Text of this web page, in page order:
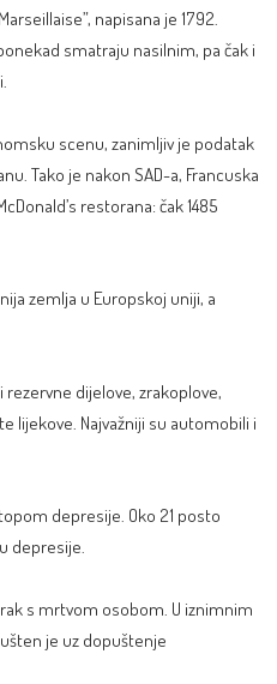
napisana je 1792.
smatraju nasilnim, pa čak i
scenu, zanimljiv je podatak
Tako je nakon SAD-a, Francuska
restorana: čak 1485
zemlja u Europskoj uniji, a
dijelove, zrakoplove,
lijekove. Najvažniji su automobili i
depresije. Oko 21 posto
depresije.
s mrtvom osobom. U iznimnim
je uz dopuštenje